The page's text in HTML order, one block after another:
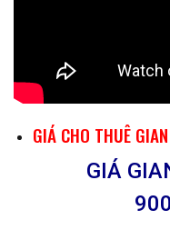
GIÁ CHO THUÊ
GIÁ